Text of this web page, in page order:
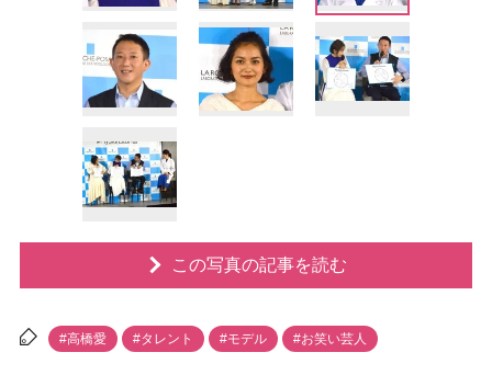
この写真の記事を読む
#高橋愛 #タレント #モデル #お笑い芸人